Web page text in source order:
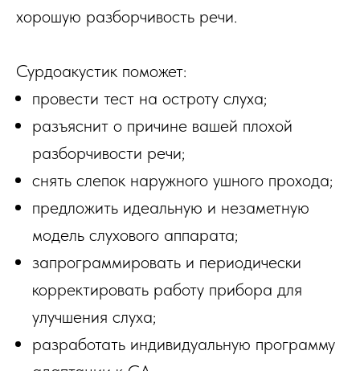
хорошую разборчивость речи.
Сурдоакустик поможет:
провести тест на остроту слуха;
разъяснит о причине вашей плохой
разборчивости речи;
снять слепок наружного ушного прохода;
предложить идеальную и незаметную
модель слухового аппарата;
запрограммировать и периодически
корректировать работу прибора для
улучшения слуха;
разработать индивидуальную программу